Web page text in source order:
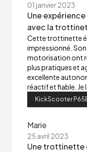
01 janvier 2023
Une
avec la
Cette trottinette
impressionné.
motorisation ont
plus pratiques et
excellente
réactif et fiable. Je
KickScooter
Marie
25 avril 2023
Une trottinette